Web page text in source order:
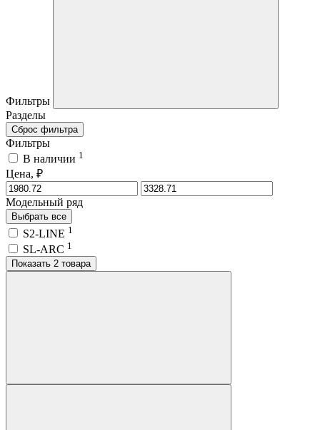
Фильтры
Разделы
Сброс фильтра
Фильтры
В наличии 1
Цена, ₽
Модельный ряд
Выбрать все
S2-LINE 1
SL-ARC 1
Показать 2 товара